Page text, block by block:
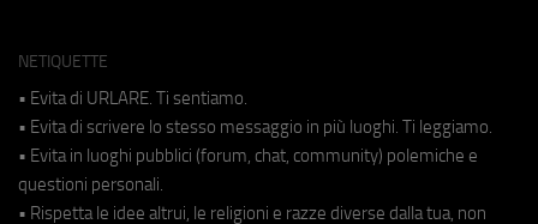
NETIQUETTE
• Evita di URLARE. Ti sentiamo.
• Evita di scrivere lo stesso messaggio in più luoghi. Ti leggiamo.
• Evita in luoghi pubblici (forum, chat, community) polemiche e
questioni personali.
• Rispetta le idee altrui, le religioni e razze diverse dalla tua, non